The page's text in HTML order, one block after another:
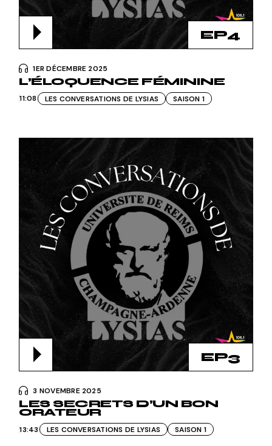
EP4
1ER DÉCEMBRE 2025
L’ÉLOQUENCE FÉMININE
11:08 LES CONVERSATIONS DE LYSIAS SAISON 1
EP3
3 NOVEMBRE 2025
LES SECRETS D’UN BON
ORATEUR
13:43 LES CONVERSATIONS DE LYSIAS SAISON 1